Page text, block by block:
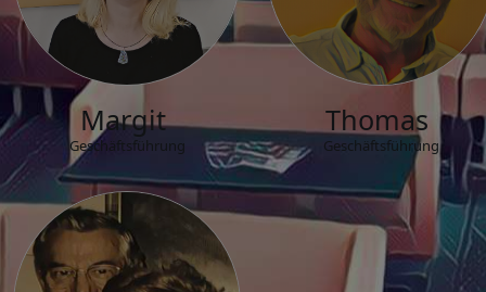
Margit
Geschäftsführung
Thomas
Geschäftsführung